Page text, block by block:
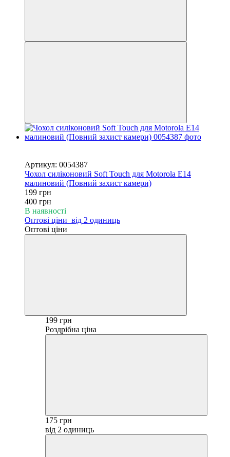
Артикул: 0054387
Чохол силіконовий Soft Touch для Motorola E14
малиновий (Повний захист камери)
199 грн
400 грн
В наявності
Оптові ціни від 2 одиниць
Оптові ціни
199 грн
Роздрібна ціна
175 грн
від 2 одиниць